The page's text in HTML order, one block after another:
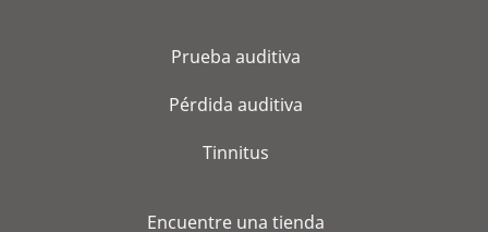
Prueba auditiva
Pérdida auditiva
Tinnitus
Encuentre una tienda